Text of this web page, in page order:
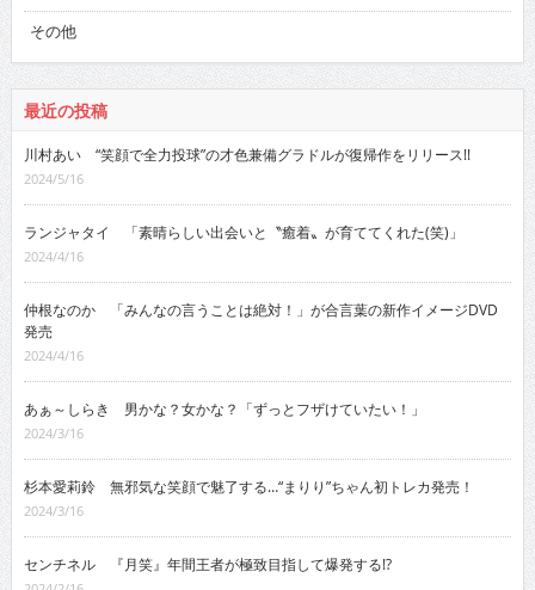
その他
最近の投稿
川村あい “笑顔で全力投球”の才色兼備グラドルが復帰作をリリース!!
2024/5/16
ランジャタイ 「素晴らしい出会いと〝癒着〟が育ててくれた(笑)」
2024/4/16
仲根なのか 「みんなの言うことは絶対！」が合言葉の新作イメージDVD
発売
2024/4/16
あぁ～しらき 男かな？女かな？「ずっとフザけていたい！」
2024/3/16
杉本愛莉鈴 無邪気な笑顔で魅了する…“まりり”ちゃん初トレカ発売！
2024/3/16
センチネル 『月笑』年間王者が極致目指して爆発する!?